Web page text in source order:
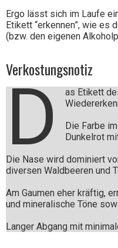
Ergo lässt sich im Laufe
Etikett “erkennen”, wie es
(bzw. den eigenen
Verkostungsnotiz
D as Etikett
Die Farbe
Dunkelrot
Die Nase wird dominiert
diversen Waldbeeren und
Am Gaumen eher kräftig,
und mineralische Töne
Langer Abgang mit